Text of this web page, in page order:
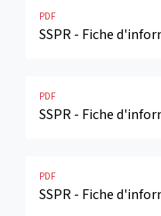
PDF
SSPR - Fiche
PDF
SSPR - Fiche
PDF
SSPR - Fiche